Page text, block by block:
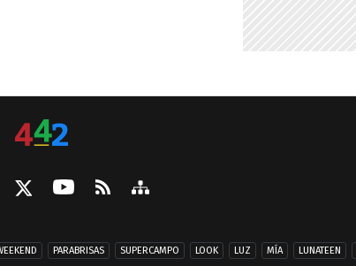
PARABRISAS SUPERCAMPO LOOK LUZ MÍA LUNATEEN